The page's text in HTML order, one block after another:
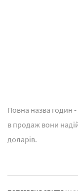
Повна назва годин
в продаж вони
доларів.